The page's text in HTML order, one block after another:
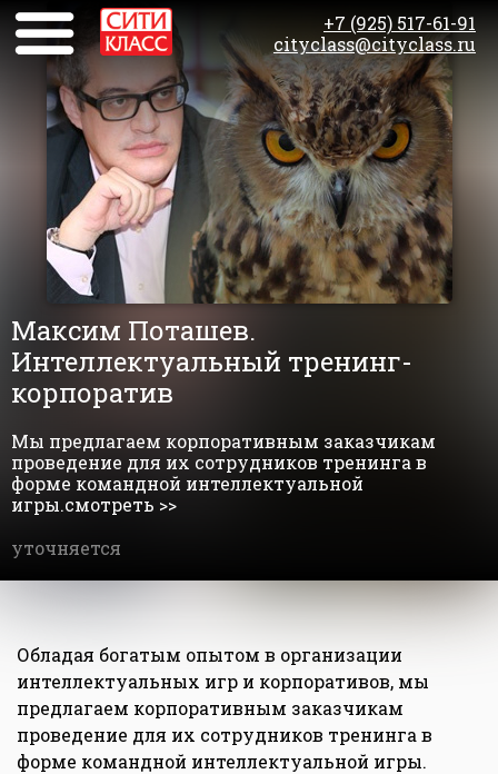
+7 (925) 517-61-91
cityclass@cityclass.ru
Максим Поташев.
Интеллектуальный тренинг-
корпоратив
Мы предлагаем корпоративным заказчикам
проведение для их сотрудников тренинга в
форме командной интеллектуальной
игры.смотреть >>
уточняется
Обладая богатым опытом в организации
интеллектуальных игр и корпоративов, мы
предлагаем корпоративным заказчикам
проведение для их сотрудников тренинга в
форме командной интеллектуальной игры.